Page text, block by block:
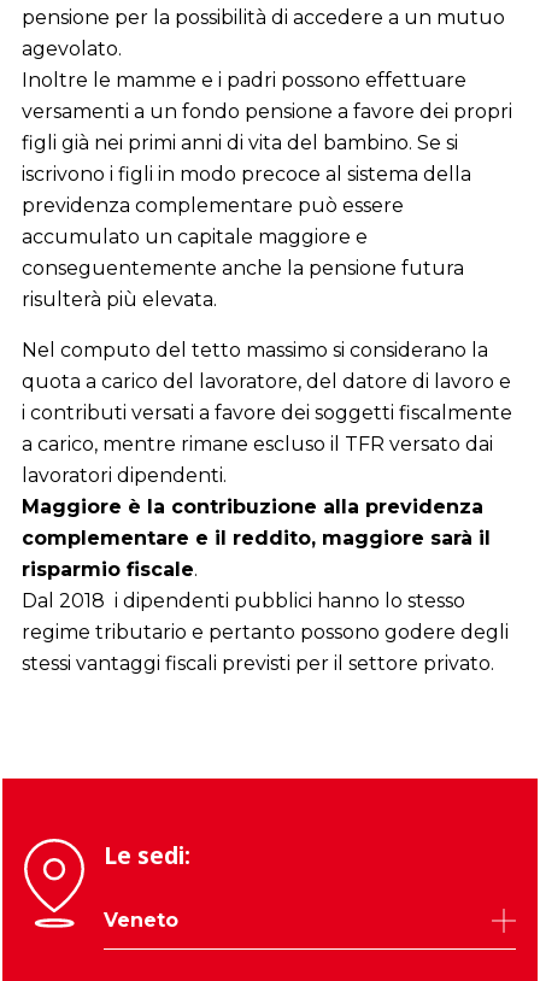
pensione per la possibilità di accedere a un mutuo
agevolato.
Inoltre le mamme e i padri possono effettuare
versamenti a un fondo pensione a favore dei propri
figli già nei primi anni di vita del bambino. Se si
iscrivono i figli in modo precoce al sistema della
previdenza complementare può essere
accumulato un capitale maggiore e
conseguentemente anche la pensione futura
risulterà più elevata.
Nel computo del tetto massimo si considerano la
quota a carico del lavoratore, del datore di lavoro e
i contributi versati a favore dei soggetti fiscalmente
a carico, mentre rimane escluso il TFR versato dai
lavoratori dipendenti.
Maggiore è la contribuzione alla previdenza
complementare e il reddito, maggiore sarà il
risparmio fiscale.
Dal 2018 i dipendenti pubblici hanno lo stesso
regime tributario e pertanto possono godere degli
stessi vantaggi fiscali previsti per il settore privato.
Le sedi:
Veneto